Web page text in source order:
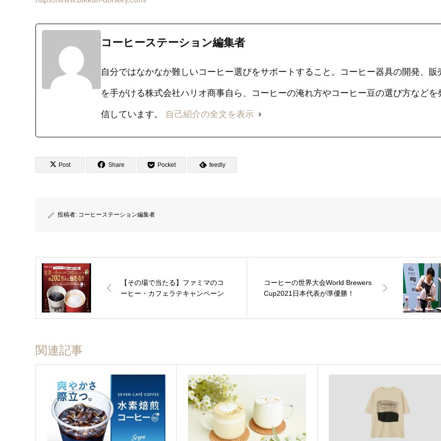
コーヒーステーション編集者
自分ではなかなか難しいコーヒー選びをサポートすること。コーヒー器具の開発、販
を手がける株式会社ハリオ商事自ら、コーヒーの淹れ方やコーヒー豆の選び方などを
信しています。 自己紹介の全文を表示
Post Share Pocket feedly
投稿者: コーヒーステーション編集者
【その場で当たる】ファミマのコ
ーヒー・カフェラテキャンペーン
コーヒーの世界大会World Brewers
Cup2021日本代表が準優勝！
関連記事